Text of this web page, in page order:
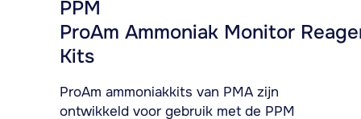
PPM
ProAm Ammoniak Monitor
Kits
ProAm ammoniakkits van PMA zijn
ontwikkeld voor gebruik met de PPM